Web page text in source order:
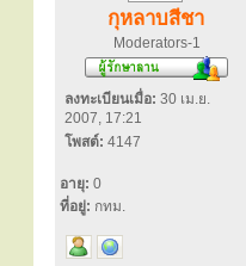
กุหลาบสีชา
Moderators-1
ลงทะเบียนเมื่อ: 30 เม.ย.
2007, 17:21
โพสต์: 4147
อายุ: 0
ที่อยู่: กทม.